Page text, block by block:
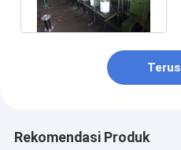
Terus
Rekomendasi Produk